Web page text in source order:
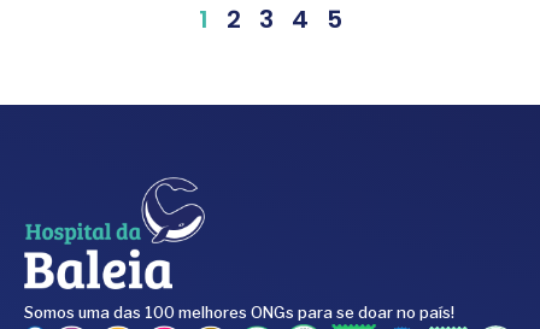
1 2 3 4 5
Somos uma das 100 melhores ONGs para se doar no país!